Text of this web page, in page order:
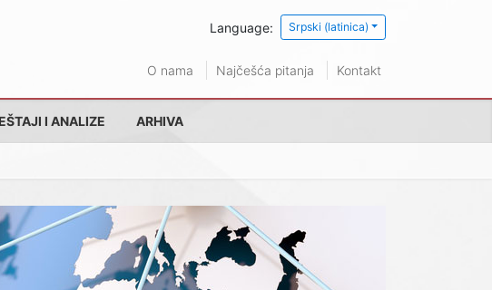
Language: Srpski (latinica)
O nama Najčešća pitanja Kontakt
I ANALIZE ARHIVA